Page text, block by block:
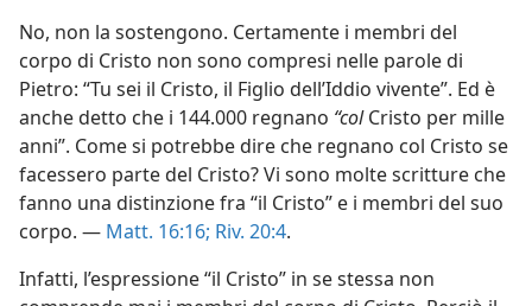
No, non la sostengono. Certamente i membri del
corpo di Cristo non sono compresi nelle parole di
Pietro: “Tu sei il Cristo, il Figlio dell’Iddio vivente”. Ed è
anche detto che i 144.000 regnano “colCristo per mille
anni”. Come si potrebbe dire che regnano col Cristo se
facessero parte del Cristo? Vi sono molte scritture che
fanno una distinzione fra “il Cristo” e i membri del suo
corpo. — Matt. 16:16; Riv. 20:4.
Infatti, l’espressione “il Cristo” in se stessa non